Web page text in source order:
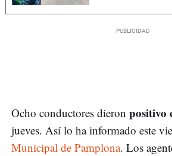
Ocho conductores dieron positivo
jueves. Así lo ha informado este
Municipal de Pamplona. Los